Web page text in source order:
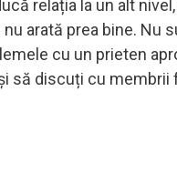
relația la un alt
arată prea bine. Nu
cu un prieten
să discuți cu